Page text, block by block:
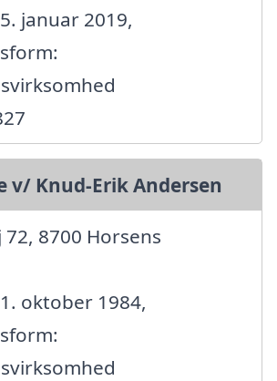
januar 2019,
v/ Knud-Erik Andersen
8700 Horsens
oktober 1984,